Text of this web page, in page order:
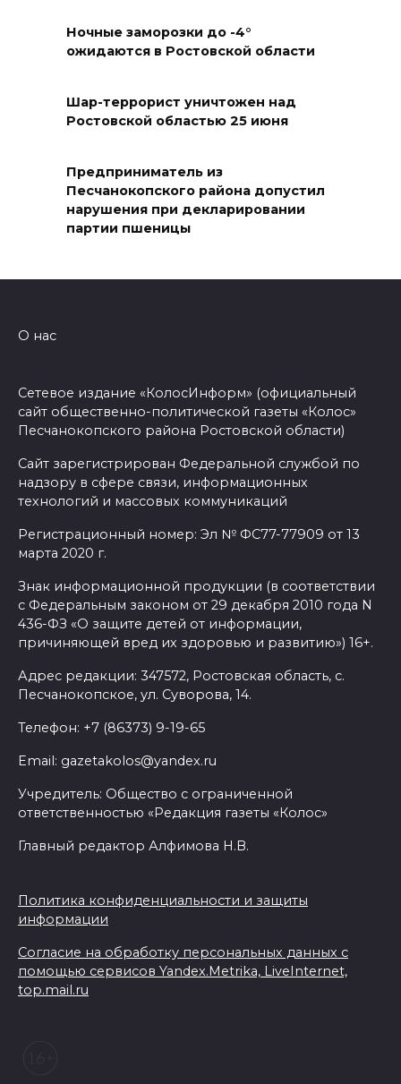
специалисты
07 августа 2026 17:03
Бетон и влага: эксперт ЮФУ
объяснил, почему
переносить жару
07 августа 2026 16:30
ремонтируют 2,85 км дороги к
трем хуторам по нацпроекту
Через 23 года Ростов может
под 2 млн человек
В Ростове на озере Лесном
утонул 43-летний мужчина
07 августа 2026 15:06
В Ростовской области из-за
федеральных трасс поливают
водой
женщине с ребенком на
трассе М-4 «Дон»
07 августа 2026 14:33
В Батайске в заброшенном
Ночные заморозки до -4°
ожидаются в Ростовской области
Шар-террорист уничтожен над
Ростовской областью 25 июня
Предприниматель из
Песчанокопского района допустил
нарушения при декларировании
партии пшеницы
О нас
Сетевое издание «КолосИнформ» (официальный
сайт общественно-политической газеты «Колос»
Песчанокопского района Ростовской области)
Сайт зарегистрирован Федеральной службой по
надзору в сфере связи, информационных
технологий и массовых коммуникаций
Регистрационный номер: Эл № ФС77-77909 от 13
марта 2020 г.
Знак информационной продукции (в соответствии
с Федеральным законом от 29 декабря 2010 года N
436-ФЗ «О защите детей от информации,
причиняющей вред их здоровью и развитию») 16+.
Адрес редакции: 347572, Ростовская область, с.
Песчанокопское, ул. Суворова, 14.
Телефон: +7 (86373) 9-19-65
Email: gazetakolos@yandex.ru
Учредитель: Общество с ограниченной
ответственностью «Редакция газеты «Колос»
Главный редактор Алфимова Н.В.
Политика конфиденциальности и защиты
информации
Согласие на обработку персональных данных с
помощью сервисов Yandex.Metrika, LiveInternet,
top.mail.ru